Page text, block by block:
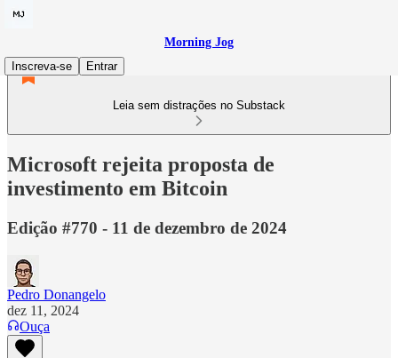
Morning Jog
Inscreva-se
Entrar
Leia sem distrações no Substack
Microsoft rejeita proposta de
investimento em Bitcoin
Edição #770 - 11 de dezembro de 2024
Pedro Donangelo
dez 11, 2024
Ouça